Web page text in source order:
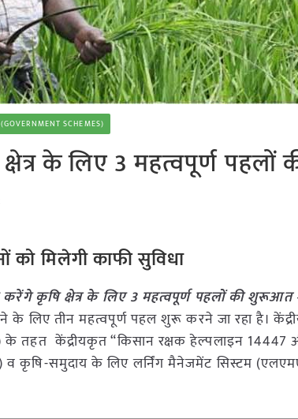
SCHEMES)
क्षेत्र के लिए 3 महत्वपूर्ण
को मिलेगी काफी सुविधा
करेंगे कृषि क्षेत्र के लिए 3 महत्वपूर्ण पहलों की शुरूआत
के लिए तीन महत्वपूर्ण पहल शुरू करने जा रहा है।
के तहत केंद्रीयकृत “किसान रक्षक हेल्पलाइन 14447
व कृषि-समुदाय के लिए लर्निंग मैनेजमेंट सिस्टम